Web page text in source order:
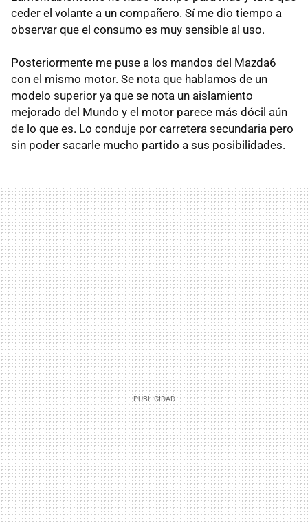
ceder el volante a un compañero. Sí me dio tiempo a
observar que el consumo es muy sensible al uso.
Posteriormente me puse a los mandos del Mazda6
con el mismo motor. Se nota que hablamos de un
modelo superior ya que se nota un aislamiento
mejorado del Mundo y el motor parece más dócil aún
de lo que es. Lo conduje por carretera secundaria pero
sin poder sacarle mucho partido a sus posibilidades.